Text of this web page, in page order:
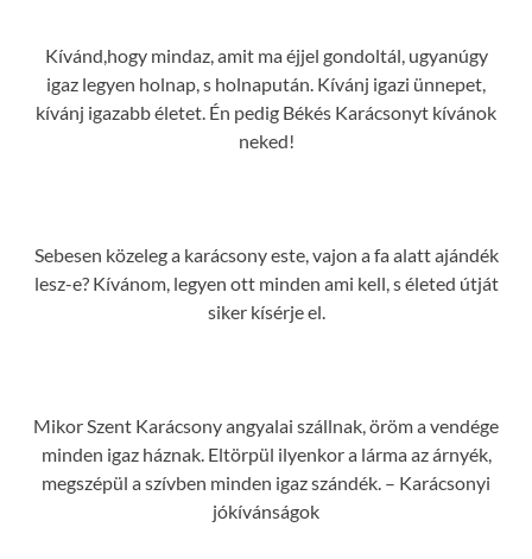
Kívánd,hogy mindaz, amit ma éjjel gondoltál, ugyanúgy
igaz legyen holnap, s holnapután. Kívánj igazi ünnepet,
kívánj igazabb életet. Én pedig Békés Karácsonyt kívánok
neked!
Sebesen közeleg a karácsony este, vajon a fa alatt ajándék
lesz-e? Kívánom, legyen ott minden ami kell, s életed útját
siker kísérje el.
Mikor Szent Karácsony angyalai szállnak, öröm a vendége
minden igaz háznak. Eltörpül ilyenkor a lárma az árnyék,
megszépül a szívben minden igaz szándék. – Karácsonyi
jókívánságok